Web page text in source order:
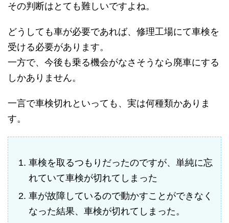
その判断はとても難しいですよね。
どうしても車が必要であれば、修理工場にて車検を
受ける必要があります。
一方で、今後も乗る機会がなさそうなら廃車にする
しかありません。
一言で車検切れといっても、実は何種類かありま
す。
車検を取るつもりだったのですが、単純に忘
れていて車検が切れてしまった
車が故障しているので動かすことができなく
なった結果、車検が切れてしまった。